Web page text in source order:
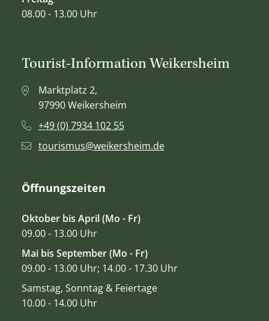
08.00 - 13.00 Uhr
Tourist-Information Weikersheim
Marktplatz 2,
97990 Weikersheim
+49 (0) 7934 102 55
tourismus@weikersheim.de
Öffnungszeiten
Oktober bis April (Mo - Fr)
09.00 - 13.00 Uhr
Mai bis September (Mo - Fr)
09.00 - 13.00 Uhr; 14.00 - 17.30 Uhr
Samstag, Sonntag & Feiertage
10.00 - 14.00 Uhr